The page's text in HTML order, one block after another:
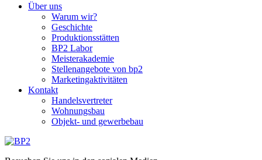
Über uns
Warum wir?
Geschichte
Produktionsstätten
BP2 Labor
Meisterakademie
Stellenangebote von bp2
Marketingaktivitäten
Kontakt
Handelsvertreter
Wohnungsbau
Objekt- und gewerbebau